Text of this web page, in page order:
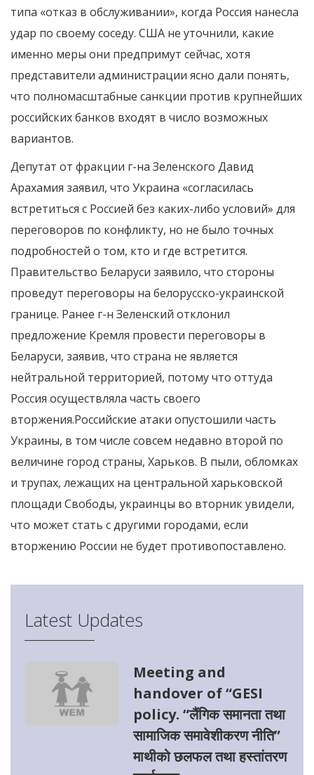
типа «отказ в обслуживании», когда Россия нанесла
удар по своему соседу. США не уточнили, какие
именно меры они предпримут сейчас, хотя
представители администрации ясно дали понять,
что полномасштабные санкции против крупнейших
российских банков входят в число возможных
вариантов.
Депутат от фракции г-на Зеленского Давид
Арахамия заявил, что Украина «согласилась
встретиться с Россией без каких-либо условий» для
переговоров по конфликту, но не было точных
подробностей о том, кто и где встретится.
Правительство Беларуси заявило, что стороны
проведут переговоры на белорусско-украинской
границе. Ранее г-н Зеленский отклонил
предложение Кремля провести переговоры в
Беларуси, заявив, что страна не является
нейтральной территорией, потому что оттуда
Россия осуществляла часть своего
вторжения.Российские атаки опустошили часть
Украины, в том числе совсем недавно второй по
величине город страны, Харьков. В пыли, обломках
и трупах, лежащих на центральной харьковской
площади Свободы, украинцы во вторник увидели,
что может стать с другими городами, если
вторжению России не будет противопоставлено.
Latest Updates
Meeting and
handover of “GESI
policy. “लैंगिक समानता तथा
सामाजिक समावेशीकरण नीति”
माथीको छलफल तथा हस्तांतरण